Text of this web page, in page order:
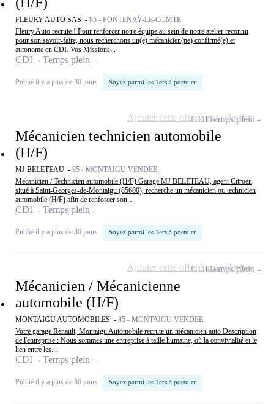
FLEURY AUTO SAS - 85 - FONTENAY-LE-COMTE
Fleury Auto recrute ! Pour renforcer notre équipe au sein de notre atelier reconnu
pour son savoir-faire, nous recherchons un(e) mécanicien(ne) confirmé(e) et
autonome en CDI. Vos Missions...
CDI - Temps plein
Publié il y a plus de 30 jours Soyez parmi les 1ers à postuler
Mécanicien technicien automobile
(H/F)
MJ BELETEAU - 85 - MONTAIGU VENDEE
Mécanicien / Technicien automobile (H/F) Garage MJ BELETEAU, agent Citroën
situé à Saint-Georges-de-Montaigu (85600), recherche un mécanicien ou technicien
automobile (H/F) afin de renforcer son...
CDI - Temps plein
Publié il y a plus de 30 jours Soyez parmi les 1ers à postuler
CDITemps plein
Ajouter cette offre à ma sélection
Mécanicien / Mécanicienne
automobile (H/F)
MONTAIGU AUTOMOBILES - 85 - MONTAIGU VENDEE
Votre garage Renault, Montaigu Automobile recrute un mécanicien auto Description
de l'entreprise : Nous sommes une entreprise à taille humaine, où la convivialité et le
lien entre les...
CDI - Temps plein
Publié il y a plus de 30 jours Soyez parmi les 1ers à postuler
CDITemps plein
Ajouter cette offre à ma sélection